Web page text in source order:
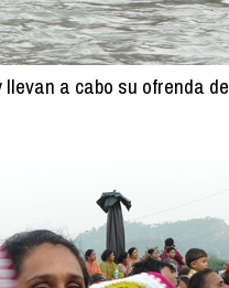
a cabo su ofrenda de